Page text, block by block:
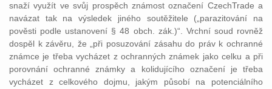
snaží využít ve svůj prospěch známost označení CzechTrade a
navázat tak na výsledek jiného soutěžitele („parazitování na
pověsti podle ustanovení § 48 obch. zák.)“. Vrchní soud rovněž
dospěl k závěru, že „při posuzování zásahu do práv k ochranné
známce je třeba vycházet z ochranných známek jako celku a při
porovnání ochranné známky a kolidujícího označení je třeba
vycházet z celkového dojmu, jakým působí na potenciálního